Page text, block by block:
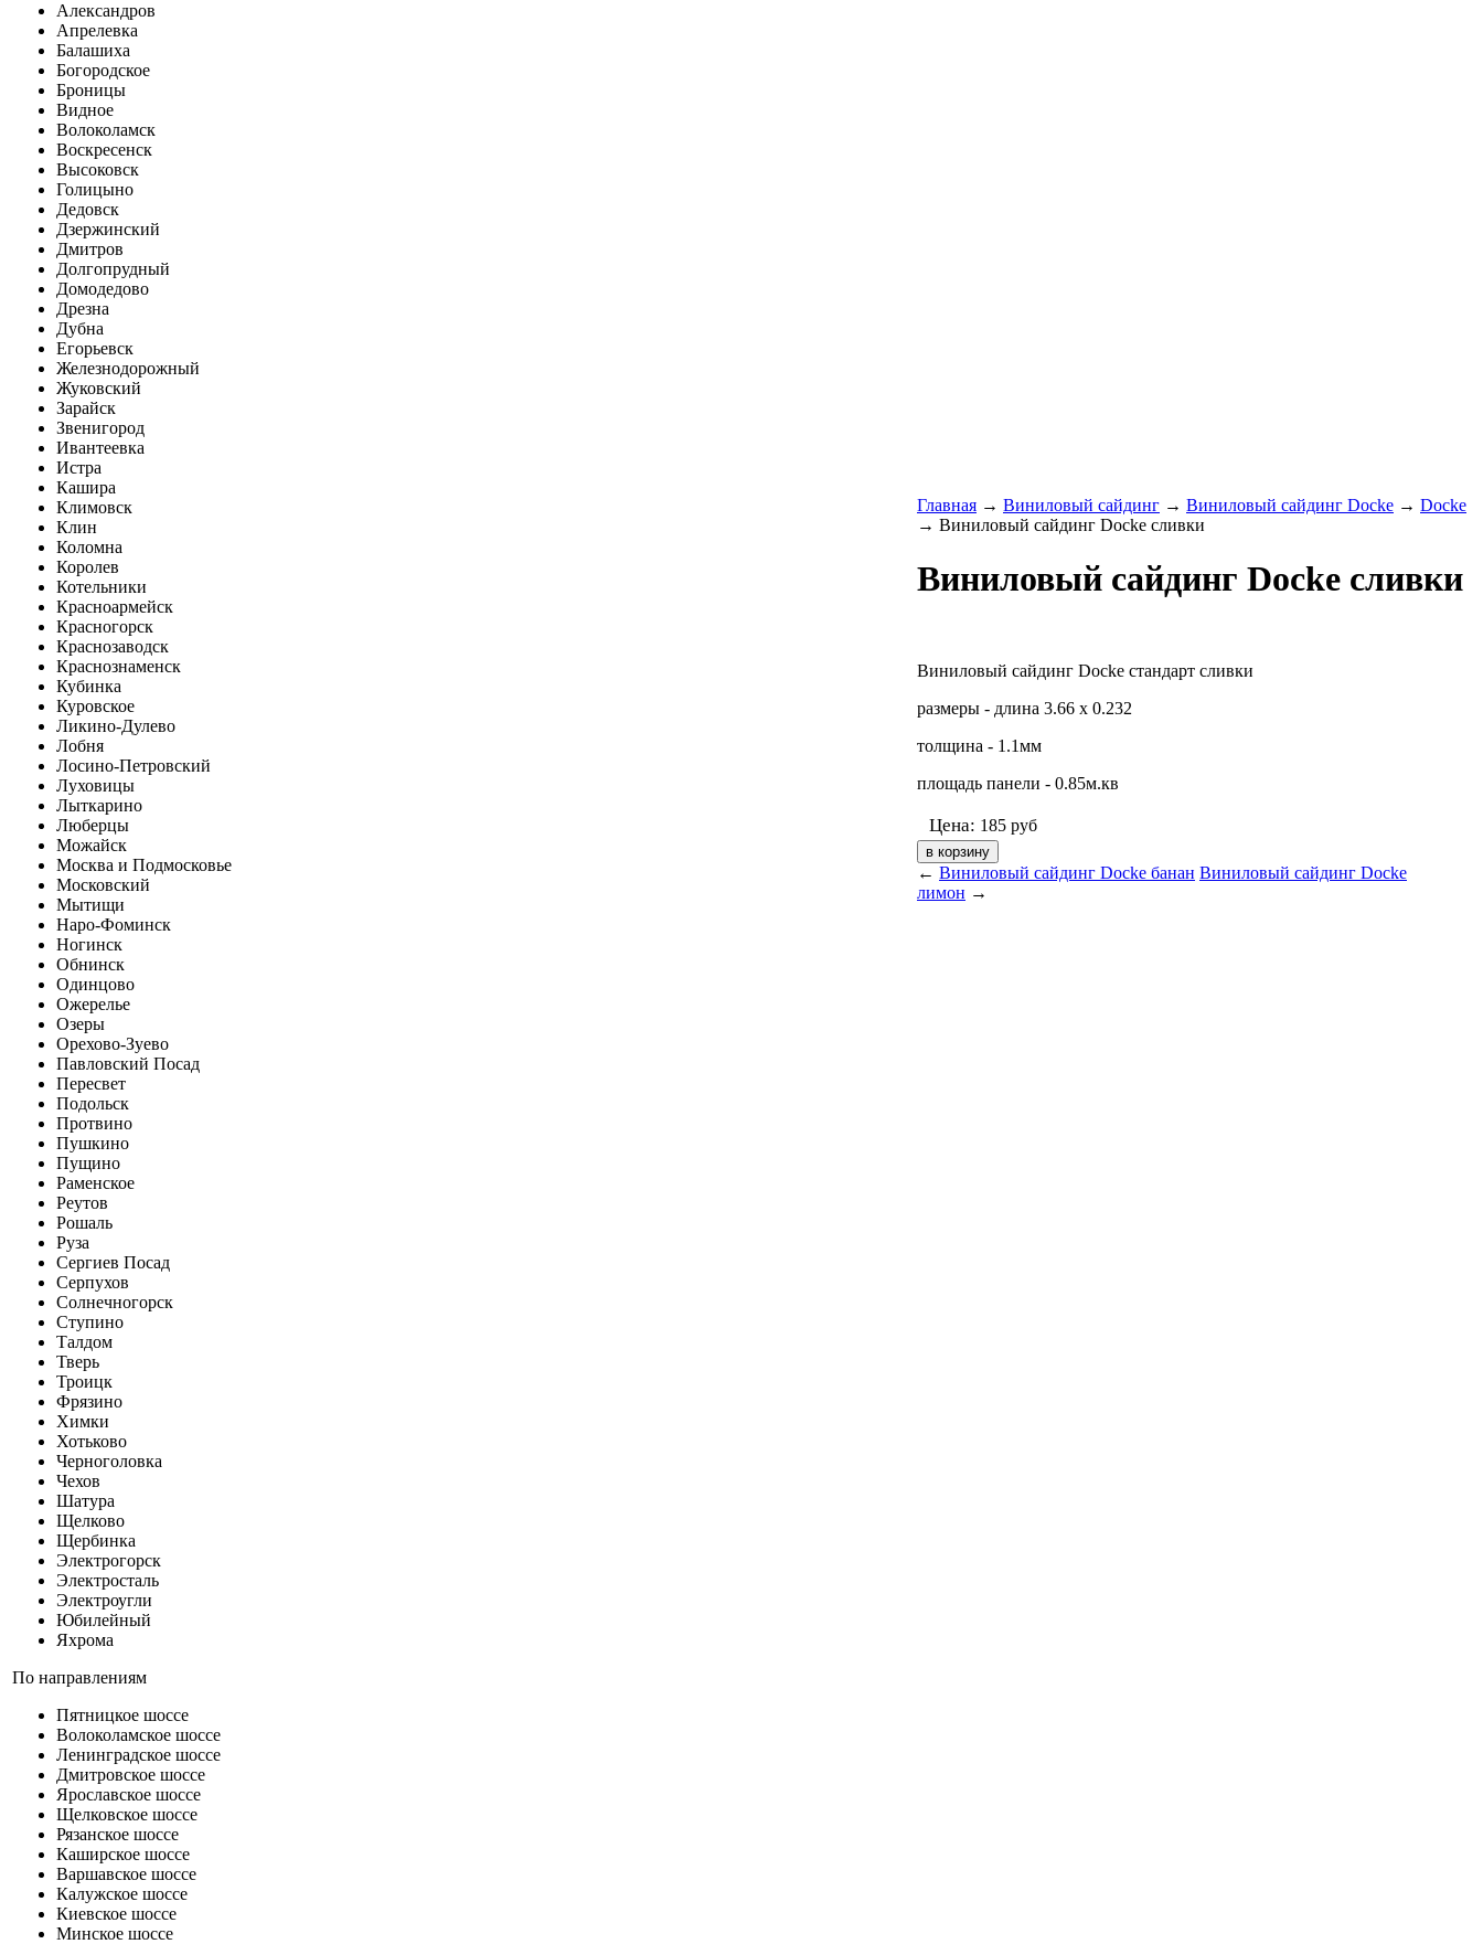
Александров
Апрелевка
Балашиха
Богородское
Броницы
Видное
Волоколамск
Воскресенск
Высоковск
Голицыно
Дедовск
Дзержинский
Дмитров
Долгопрудный
Домодедово
Дрезна
Дубна
Егорьевск
Железнодорожный
Жуковский
Зарайск
Звенигород
Ивантеевка
Истра
Кашира
Климовск
Клин
Коломна
Королев
Котельники
Красноармейск
Красногорск
Краснозаводск
Краснознаменск
Кубинка
Куровское
Ликино-Дулево
Лобня
Лосино-Петровский
Луховицы
Лыткарино
Люберцы
Можайск
Москва и Подмосковье
Московский
Мытищи
Наро-Фоминск
Ногинск
Обнинск
Одинцово
Ожерелье
Озеры
Орехово-Зуево
Павловский Посад
Пересвет
Подольск
Протвино
Пушкино
Пущино
Раменское
Реутов
Рошаль
Руза
Сергиев Посад
Серпухов
Солнечногорск
Ступино
Талдом
Тверь
Троицк
Фрязино
Химки
Хотьково
Черноголовка
Чехов
Шатура
Щелково
Щербинка
Электрогорск
Электросталь
Электроугли
Юбилейный
Яхрома
По направлениям
Пятницкое шоссе
Волоколамское шоссе
Ленинградское шоссе
Дмитровское шоссе
Ярославское шоссе
Щелковское шоссе
Рязанское шоссе
Каширское шоссе
Варшавское шоссе
Калужское шоссе
Киевское шоссе
Минское шоссе
Главная → Виниловый сайдинг → Виниловый сайдинг Docke → Docke
→ Виниловый сайдинг Docke сливки
Виниловый сайдинг Docke сливки
Виниловый сайдинг Docke стандарт сливки
размеры - длина 3.66 х 0.232
толщина - 1.1мм
площадь панели - 0.85м.кв
Цена: 185 руб
← Виниловый сайдинг Docke банан Виниловый сайдинг Docke
лимон →